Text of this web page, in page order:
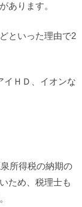
あります。
といった理由で2
イＨＤ、イオンな
所得税の納期の
ため、税理士も